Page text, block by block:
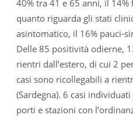
40% tra 41 e 65 anni, il
quanto riguarda gli stati
asintomatico, il 16% pauci-
Delle 85 positività odierne,
rientri dall’estero, di cui 2
casi sono ricollegabili a
(Sardegna). 6 casi
porti e stazioni con